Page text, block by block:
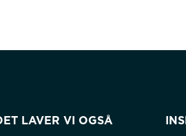
LAVER VI OGSÅ